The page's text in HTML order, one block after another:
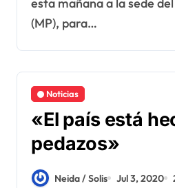
(MP), para…
Noticias
«El país está
pedazos»
Neida / Solis Jul 3, 2020